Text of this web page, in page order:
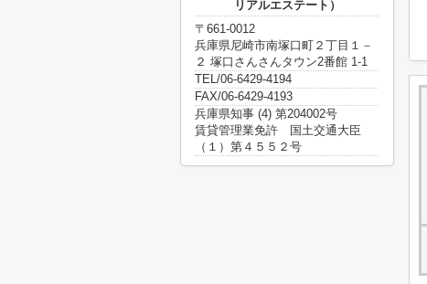
リアルエステート）
〒661-0012
兵庫県尼崎市南塚口町２丁目１－
２ 塚口さんさんタウン2番館 1-1
TEL/06-6429-4194
FAX/06-6429-4193
兵庫県知事 (4) 第204002号
賃貸管理業免許 国土交通大臣
（１）第４５５２号